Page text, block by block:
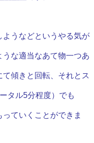
うなどというやる気が
な適当なあて物一つあ
傾きと回転、それとス
タル5分程度）でも
ていくことができま